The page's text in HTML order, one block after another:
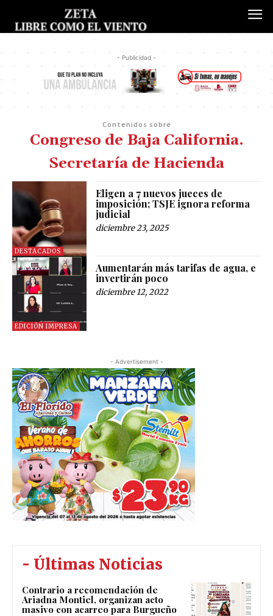
- Publicidad -
Contenidos sobre
Congreso de Baja California.
Secretaría de Hacienda
DESTACADOS
Eligen a 7 nuevos jueces de
imposición; TSJE ignora reforma
judicial
diciembre 23, 2025
EDICIÓN IMPRESA
Aumentarán más tarifas de agua, e
invertirán poco
diciembre 12, 2022
- Advertisement -
- Últimas Noticias
Contrario a recomendación de
Ariadna Montiel, organizan acto
masivo con acarreo para Burgueño